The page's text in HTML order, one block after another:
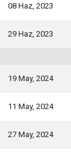
08 Haz, 2023
29 Haz, 2023
19 May, 2024
11 May, 2024
27 May, 2024